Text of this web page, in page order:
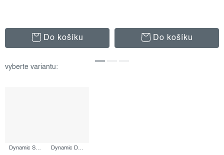
Do košíku Do košíku
Dynamic Skin Retinol Serum, 10 ml Dynamic Defense Duo, set produktů